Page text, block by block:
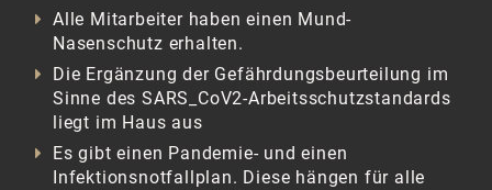
Alle Mitarbeiter haben einen Mund-
Nasenschutz erhalten.
Die Ergänzung der Gefährdungsbeurteilung im
Sinne des SARS_CoV2-Arbeitsschutzstandards
liegt im Haus aus
Es gibt einen Pandemie- und einen
Infektionsnotfallplan. Diese hängen für alle